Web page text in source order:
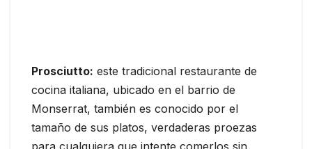
Prosciutto: este tradicional restaurante de
cocina italiana, ubicado en el barrio de
Monserrat, también es conocido por el
tamaño de sus platos, verdaderas proezas
para cualquiera que intente comerlos sin